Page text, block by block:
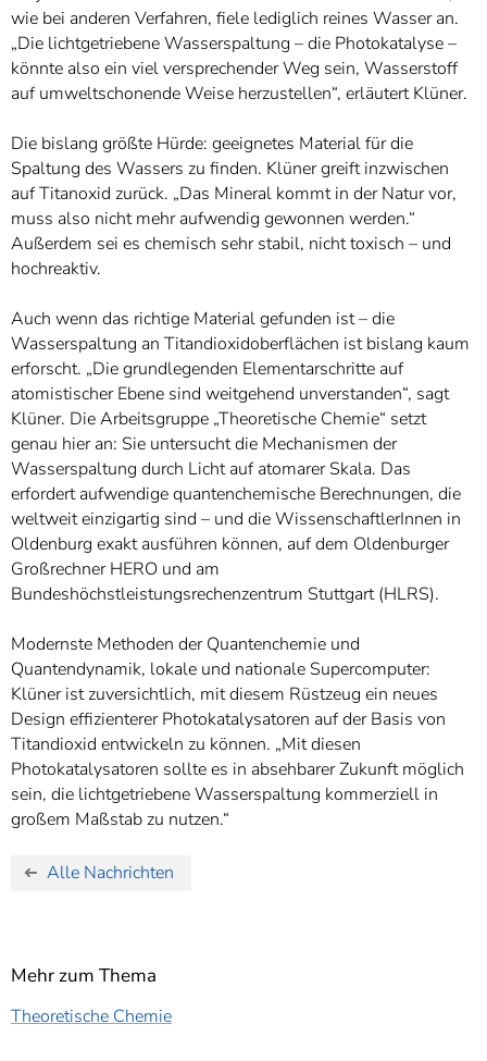
wie bei anderen Verfahren, fiele lediglich reines Wasser an.
„Die lichtgetriebene Wasserspaltung – die Photokatalyse –
könnte also ein viel versprechender Weg sein, Wasserstoff
auf umweltschonende Weise herzustellen“, erläutert Klüner.
Die bislang größte Hürde: geeignetes Material für die
Spaltung des Wassers zu finden. Klüner greift inzwischen
auf Titanoxid zurück. „Das Mineral kommt in der Natur vor,
muss also nicht mehr aufwendig gewonnen werden.“
Außerdem sei es chemisch sehr stabil, nicht toxisch – und
hochreaktiv.
Auch wenn das richtige Material gefunden ist – die
Wasserspaltung an Titandioxidoberflächen ist bislang kaum
erforscht. „Die grundlegenden Elementarschritte auf
atomistischer Ebene sind weitgehend unverstanden“, sagt
Klüner. Die Arbeitsgruppe „Theoretische Chemie“ setzt
genau hier an: Sie untersucht die Mechanismen der
Wasserspaltung durch Licht auf atomarer Skala. Das
erfordert aufwendige quantenchemische Berechnungen, die
weltweit einzigartig sind – und die WissenschaftlerInnen in
Oldenburg exakt ausführen können, auf dem Oldenburger
Großrechner HERO und am
Bundeshöchstleistungsrechenzentrum Stuttgart (HLRS).
Modernste Methoden der Quantenchemie und
Quantendynamik, lokale und nationale Supercomputer:
Klüner ist zuversichtlich, mit diesem Rüstzeug ein neues
Design effizienterer Photokatalysatoren auf der Basis von
Titandioxid entwickeln zu können. „Mit diesen
Photokatalysatoren sollte es in absehbarer Zukunft möglich
sein, die lichtgetriebene Wasserspaltung kommerziell in
großem Maßstab zu nutzen.“
Alle Nachrichten
Mehr zum Thema
Theoretische Chemie